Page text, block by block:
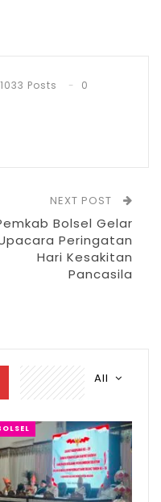
kepada
struktur APBD
dokumen KUA-
1033 Posts
0
NEXT POST
Bolsel Gelar
Peringatan
Hari Kesakitan
Pancasila
All